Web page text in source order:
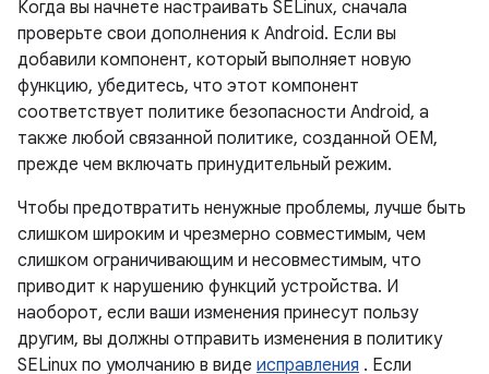
Когда вы начнете настраивать SELinux, сначала
проверьте свои дополнения к Android. Если вы
добавили компонент, который выполняет новую
функцию, убедитесь, что этот компонент
соответствует политике безопасности Android, а
также любой связанной политике, созданной OEM,
прежде чем включать принудительный режим.
Чтобы предотвратить ненужные проблемы, лучше быть
слишком широким и чрезмерно совместимым, чем
слишком ограничивающим и несовместимым, что
приводит к нарушению функций устройства. И
наоборот, если ваши изменения принесут пользу
другим, вы должны отправить изменения в политику
SELinux по умолчанию в виде исправления . Если